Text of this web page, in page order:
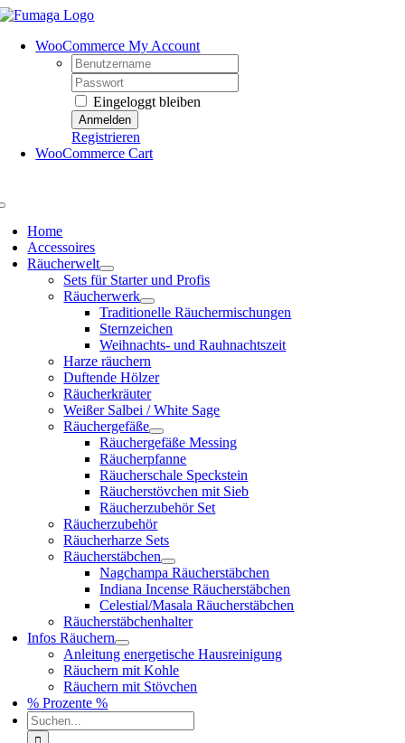
Skip
contentWooCommerce My Account
Username:
Password:
Eingeloggt bleiben
Registrieren
WooCommerce Cart
Home
Accessoires
Räucherwelt
Sets für Starter und Profis
Räucherwerk
Traditionelle Räuchermischungen
Sternzeichen
Weihnachts- und Rauhnachtszeit
Harze räuchern
Duftende Hölzer
Räucherkräuter
Weißer Salbei / White Sage
Räuchergefäße
Räuchergefäße Messing
Räucherpfanne
Räucherschale Speckstein
Räucherstövchen mit Sieb
Räucherzubehör Set
Räucherzubehör
Räucherharze Sets
Räucherstäbchen
Nagchampa Räucherstäbchen
Indiana Incense Räucherstäbchen
Celestial/Masala Räucherstäbchen
Räucherstäbchenhalter
Infos Räuchern
Anleitung energetische Hausreinigung
Räuchern mit Kohle
Räuchern mit Stövchen
% Prozente %
Suche
nach: